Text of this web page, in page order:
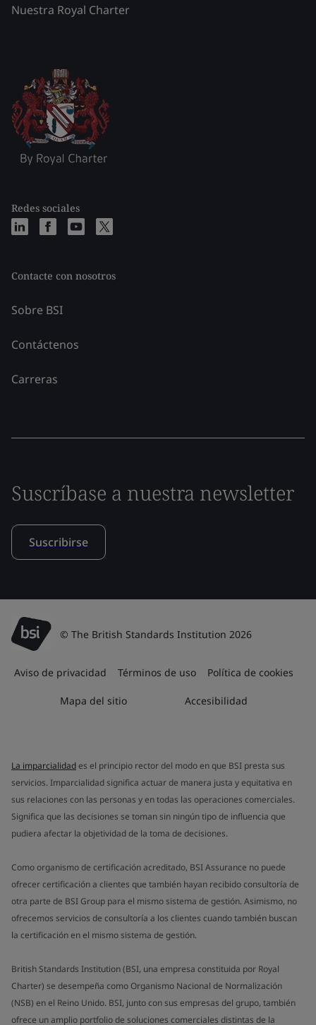
Nuestra Royal Charter
Redes sociales
Contacte con nosotros
Sobre BSI
Contáctenos
Carreras
Suscríbase a nuestra newsletter
Suscribirse
© The British Standards Institution 2026
Aviso de privacidad Términos de uso Política de cookies
Mapa del sitio Accesibilidad
La imparcialidades el principio rector del modo en que BSI presta sus
servicios. Imparcialidad significa actuar de manera justa y equitativa en
sus relaciones con las personas y en todas las operaciones comerciales.
Significa que las decisiones se toman sin ningún tipo de influencia que
pudiera afectar la objetividad de la toma de decisiones.
Como organismo de certificación acreditado, BSI Assurance no puede
ofrecer certificación a clientes que también hayan recibido consultoría de
otra parte de BSI Group para el mismo sistema de gestión. Asimismo, no
ofrecemos servicios de consultoría a los clientes cuando también buscan
la certificación en el mismo sistema de gestión.
British Standards Institution (BSI, una empresa constituida por Royal
Charter) se desempeña como Organismo Nacional de Normalización
(NSB) en el Reino Unido. BSI, junto con sus empresas del grupo, también
ofrece un amplio portfolio de soluciones comerciales distintas de la